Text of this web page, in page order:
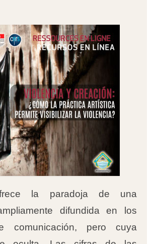
la paradoja de una
difundida en los
comunicación, pero cuya